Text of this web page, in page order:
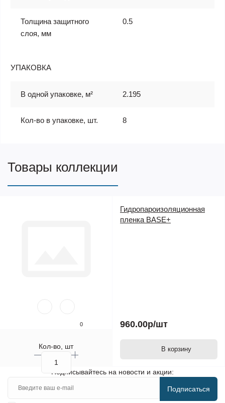
Толщина защитного
слоя, мм
0.5
УПАКОВКА
В одной упаковке, м² 2.195
Кол-во в упаковке, шт. 8
Товары коллекции
0
Кол-во, шт
Гидропароизоляционная
пленка BASE+
960.00р/шт
В корзину
Подписывайтесь на новости и акции:
Подписаться